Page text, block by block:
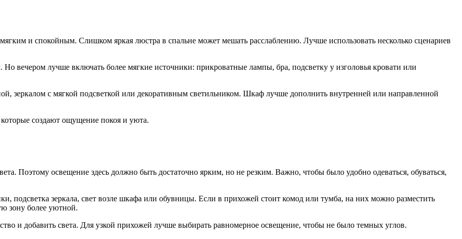
и спокойным. Слишком яркая люстра в спальне может мешать расслаблению. Лучше использовать несколько сценариев
вечером лучше включать более мягкие источники: прикроватные лампы, бра, подсветку у изголовья кровати или
зеркалом с мягкой подсветкой или декоративным светильником. Шкаф лучше дополнить внутренней или направленной
создают ощущение покоя и уюта.
Поэтому освещение здесь должно быть достаточно ярким, но не резким. Важно, чтобы было удобно одеваться, обуваться,
подсветка зеркала, свет возле шкафа или обувницы. Если в прихожей стоит комод или тумба, на них можно разместить
зону более уютной.
и добавить света. Для узкой прихожей лучше выбирать равномерное освещение, чтобы не было темных углов.